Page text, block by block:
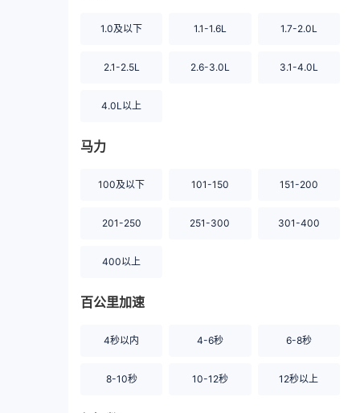
1.0及以下 1.1-1.6L 1.7-2.0L
2.1-2.5L 2.6-3.0L 3.1-4.0L
4.0L以上
马力
100及以下 101-150 151-200
201-250 251-300 301-400
400以上
百公里加速
4秒以内 4-6秒 6-8秒
8-10秒 10-12秒 12秒以上